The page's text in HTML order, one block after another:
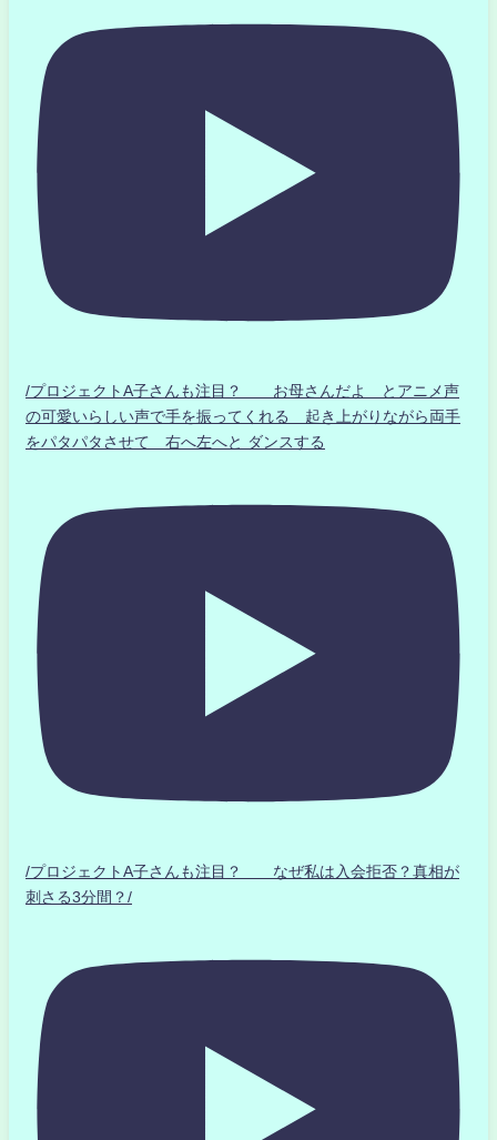
/プロジェクトA子さんも注目？ お母さんだよ とアニメ声
の可愛いらしい声で手を振ってくれる 起き上がりながら両手
をパタパタさせて 右へ左へと ダンスする
/プロジェクトA子さんも注目？ なぜ私は入会拒否？真相が
刺さる3分間？/